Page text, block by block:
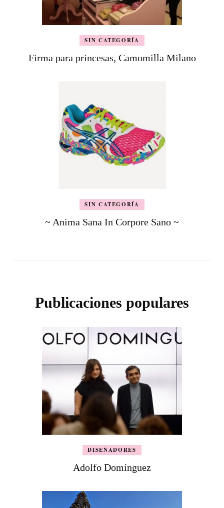
SIN CATEGORÍA
Firma para princesas, Camomilla Milano
SIN CATEGORÍA
~ Anima Sana In Corpore Sano ~
Publicaciones populares
DISEÑADORES
Adolfo Domínguez